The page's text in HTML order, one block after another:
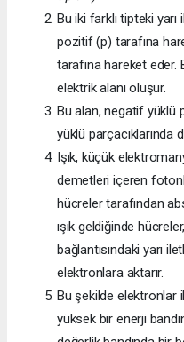
Bu iki farklı tipteki
pozitif (p) tarafına
tarafına hareket eder.
elektrik alanı oluşur.
Bu alan, negatif yüklü
yüklü parçacıklarında
Işık, küçük
demetleri içeren
hücreler tarafından
ışık geldiğinde
bağlantısındaki yarı
elektronlara aktarır.
Bu şekilde elektronlar
yüksek bir enerji